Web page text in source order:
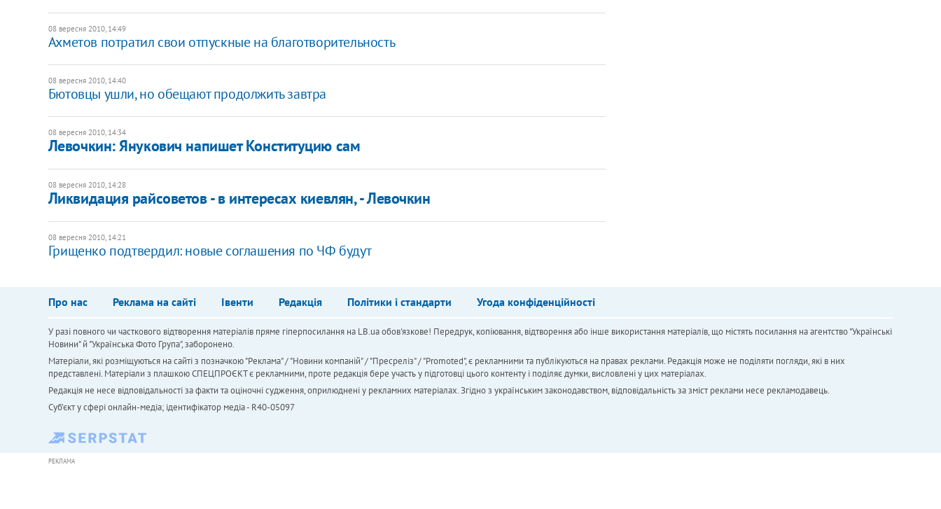
08 вересня 2010, 14:49
Ахметов потратил свои отпускные на благотворительность
08 вересня 2010, 14:40
Бютовцы ушли, но обещают продолжить завтра
08 вересня 2010, 14:34
Левочкин: Янукович напишет Конституцию сам
08 вересня 2010, 14:28
Ликвидация райсоветов - в интересах киевлян, - Левочкин
08 вересня 2010, 14:21
Грищенко подтвердил: новые соглашения по ЧФ будут
Про нас Реклама на сайті Івенти Редакція Політики і стандарти Угода конфіденційності
У разі повного чи часткового відтворення матеріалів пряме гіперпосилання на LB.ua обов'язкове! Передрук, копіювання, відтворення або інше використання матеріалів, що містять посилання на агентство "Українськi
Новини" й "Українська Фото Група", заборонено.
Матеріали, які розміщуються на сайті з позначкою "Реклама" / "Новини компаній" / "Пресреліз" / "Promoted", є рекламними та публікуються на правах реклами. Редакція може не поділяти погляди, які в них
представлені. Матеріали з плашкою СПЕЦПРОЄКТ є рекламними, проте редакція бере участь у підготовці цього контенту і поділяє думки, висловлені у цих матеріалах.
Редакція не несе відповідальності за факти та оціночні судження, оприлюднені у рекламних матеріалах. Згідно з українським законодавством, відповідальність за зміст реклами несе рекламодавець.
Cуб'єкт у сфері онлайн-медіа; ідентифікатор медіа - R40-05097
РЕКЛАМА